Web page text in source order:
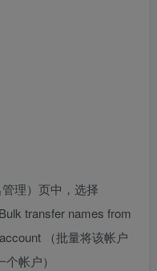
理）页中，选择
transfer names from
（批量将该帐户
帐户）